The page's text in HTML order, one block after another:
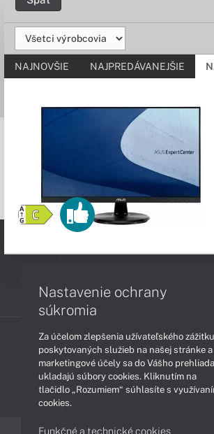
NAJNOVŠIE NAJPREDÁVANEJŠIE
PODPORA A SERVIS
Nastavenie ochrany
súkromia
Za účelom zlepšenia užívateľského
poskytovaných služieb na našej stránke a
marketingové účely sa do Vášho
ukladajú súbory cookies. Kliknutím na
tlačidlo „Rozumiem“ súhlasíte s
cookies.
Funkčné a technické cookies